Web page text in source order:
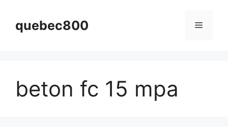
contentquebec800 Menu
beton fc 15 mpa